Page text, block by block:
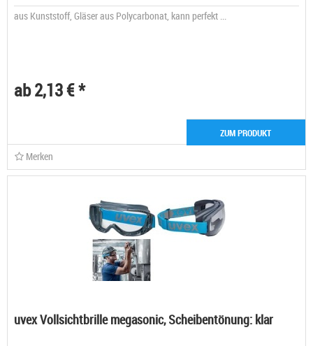
aus Kunststoff, Gläser aus Polycarbonat, kann perfekt ...
ab 2,13 € *
ZUM PRODUKT
Merken
uvex Vollsichtbrille megasonic, Scheibentönung: klar